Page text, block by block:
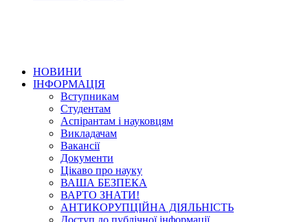
НОВИНИ
ІНФОРМАЦІЯ
Вступникам
Студентам
Аспірантам і науковцям
Викладачам
Вакансії
Документи
Цікаво про науку
ВАША БЕЗПЕКА
ВАРТО ЗНАТИ!
АНТИКОРУПЦІЙНА ДІЯЛЬНІСТЬ
Доступ до публічної інформації